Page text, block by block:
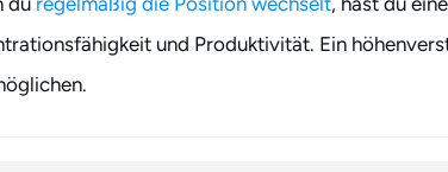
und Produktivität. Ein